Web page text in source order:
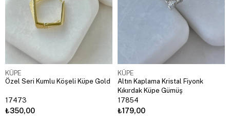
KÜPE
Özel Seri Kumlu Köşeli Küpe Gold
17473
₺350,00
KÜPE
Altın Kaplama Kristal Fiyonk
Kıkırdak Küpe Gümüş
17854
₺179,00